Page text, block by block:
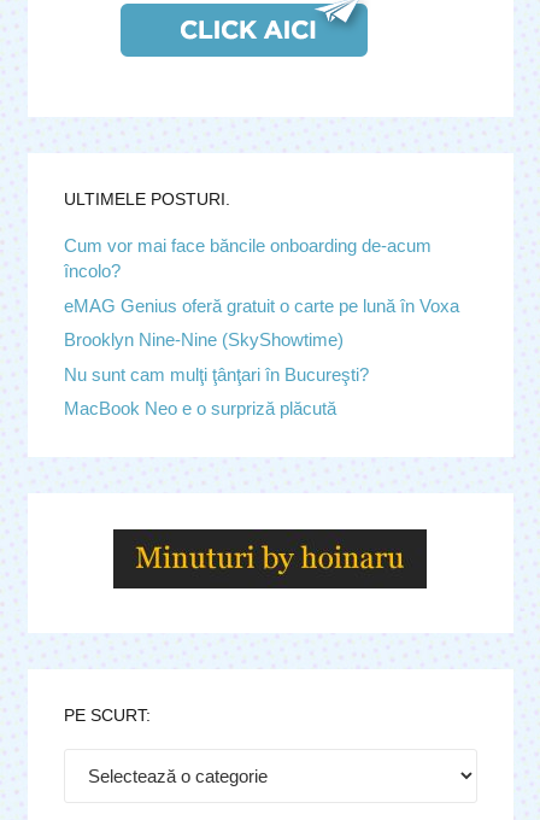
ULTIMELE POSTURI.
Cum vor mai face băncile onboarding de-acum
încolo?
eMAG Genius oferă gratuit o carte pe lună în Voxa
Brooklyn Nine-Nine (SkyShowtime)
Nu sunt cam mulţi ţânţari în Bucureşti?
MacBook Neo e o surpriză plăcută
PE SCURT: